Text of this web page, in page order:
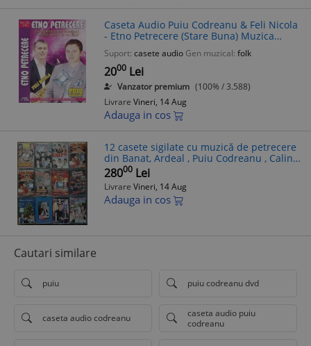
Caseta Audio Puiu Codreanu & Feli Nicola
- Etno Petrecere (Stare Buna) Muzica
Petrecere Romaneasca
Suport: casete audio Gen muzical: folk
2000 Lei
Vanzator premium (100% / 3.588)
Livrare Vineri, 14 Aug
Adauga in cos
12 casete sigilate cu muzică de petrecere
din Banat, Ardeal , Puiu Codreanu , Calin
Crișan , Tinu
28000 Lei
Livrare Vineri, 14 Aug
Adauga in cos
Cautari similare
puiu puiu codreanu dvd
caseta audio codreanu
caseta audio puiu
codreanu